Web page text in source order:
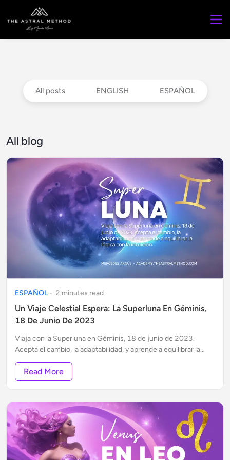
All posts ENGLISH ESPAÑOL
All blog
ESPAÑOL- 2 minutes read
Un Viaje Celestial Espera: La Superluna En Géminis,
18 De Junio De 2023
Viaja con la Superluna en Géminis, 18 de junio de 2023.
Acepta el cambio, la adaptabilidad, y aprende a equilibrar la
Read More